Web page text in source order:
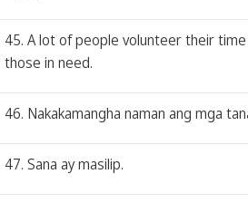
45. A lot of people volunteer their
those in need.
46. Nakakamangha naman ang mga
47. Sana ay masilip.